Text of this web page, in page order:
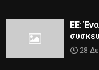
ΕΕ:
28